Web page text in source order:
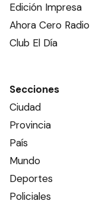
Edición Impresa
Ahora Cero Radio
Club El Día
Secciones
Ciudad
Provincia
País
Mundo
Deportes
Policiales